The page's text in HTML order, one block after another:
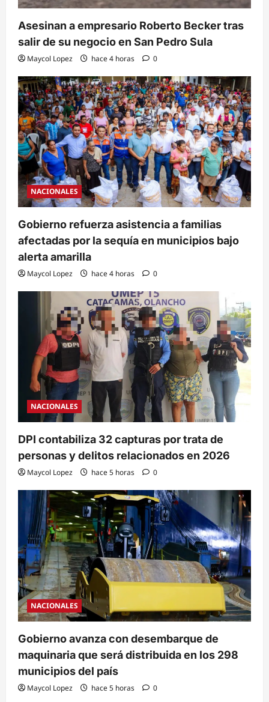
Asesinan a empresario Roberto Becker tras
salir de su negocio en San Pedro Sula
Maycol Lopez hace 4 horas 0
NACIONALES
Gobierno refuerza asistencia a familias
afectadas por la sequía en municipios bajo
alerta amarilla
Maycol Lopez hace 4 horas 0
NACIONALES
DPI contabiliza 32 capturas por trata de
personas y delitos relacionados en 2026
Maycol Lopez hace 5 horas 0
NACIONALES
Gobierno avanza con desembarque de
maquinaria que será distribuida en los 298
municipios del país
Maycol Lopez hace 5 horas 0